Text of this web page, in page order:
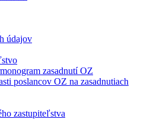
údajov
zasadnutí OZ
poslancov OZ na zasadnutiach
zastupiteľstva